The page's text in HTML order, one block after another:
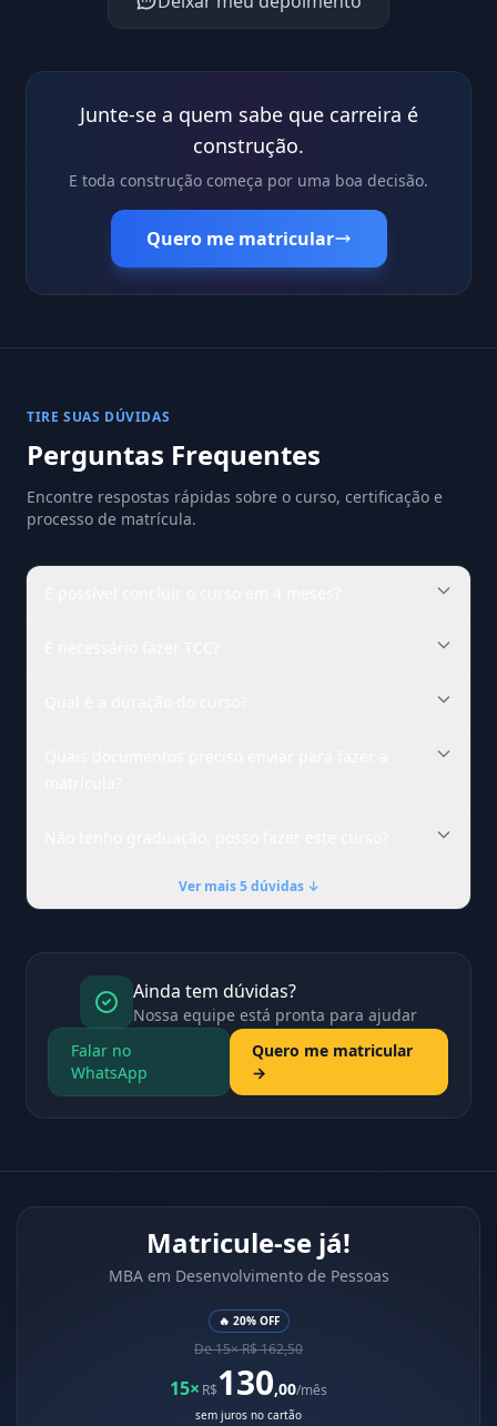
Junte-se a quem sabe que carreira é
construção.
E toda construção começa por uma boa decisão.
Quero me matricular
TIRE SUAS DÚVIDAS
Perguntas Frequentes
Encontre respostas rápidas sobre o curso, certificação e
processo de matrícula.
Ver mais 5 dúvidas ↓
Ainda tem dúvidas?
Nossa equipe está pronta para ajudar
Falar no
WhatsApp
Quero me matricular
→
Matricule-se já!
MBA em Desenvolvimento de Pessoas
🔥 20% OFF
De 15× R$ 162,50
15× R$130,00/mês
sem juros no cartão